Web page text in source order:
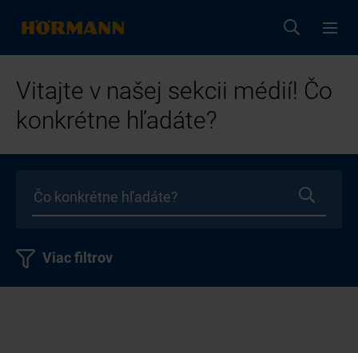
Vitajte v našej sekcii médií! Čo
konkrétne hľadáte?
Viac filtrov